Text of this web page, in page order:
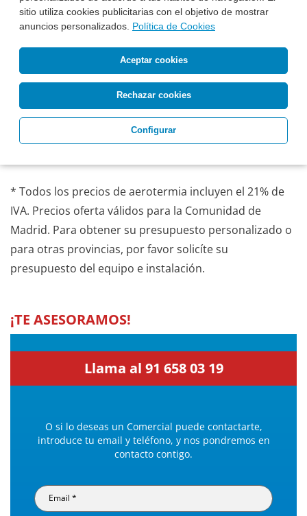
sitio utiliza cookies publicitarias con el objetivo de mostrar
anuncios personalizados. Política de Cookies
Aceptar cookies
Rechazar cookies
Configurar
Esta Semana Instalado:
14.350 €*
Antes: 18.690 €
Precio, equipo e IVA incluidos
* Todos los precios de aerotermia incluyen el 21% de
IVA. Precios oferta válidos para la Comunidad de
Madrid. Para obtener su presupuesto personalizado o
para otras provincias, por favor solicíte su
presupuesto del equipo e instalación.
¡TE ASESORAMOS!
Llama al 91 658 03 19
O si lo deseas un Comercial puede contactarte,
introduce tu email y teléfono, y nos pondremos en
contacto contigo.